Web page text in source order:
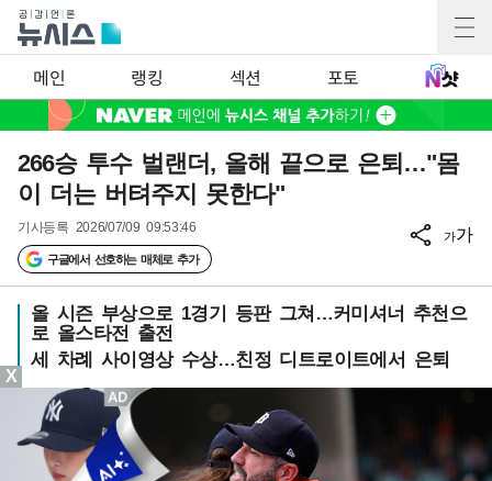
메인 랭킹 섹션 포토
266승 투수 벌랜더, 올해 끝으로 은퇴…"몸
이 더는 버텨주지 못한다"
기사등록 2026/07/09 09:53:46
구글에서 선호하는 매체로 추가
가가
올 시즌 부상으로 1경기 등판 그쳐…커미셔너 추천으
로 올스타전 출전
세 차례 사이영상 수상…친정 디트로이트에서 은퇴
X